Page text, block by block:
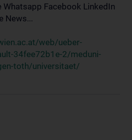
Whatsapp Facebook LinkedIn
News...
web/ueber-
34fee72b1e-2/meduni-
toth/universitaet/